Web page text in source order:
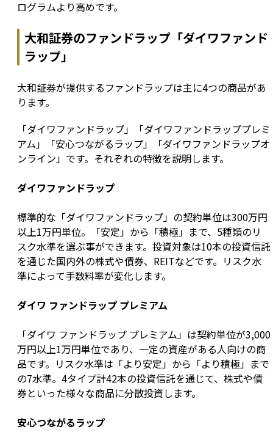
ログラムより高めです。
大和証券のファンドラップ「ダイワファンド
ラップ」
大和証券が提供するファンドラップは主に4つの商品があ
ります。
「ダイワファンドラップ」「ダイワファンドラッププレミ
アム」「安心つながるラップ」「ダイワファンドラップオ
ンライン」です。それぞれの特徴を説明します。
ダイワファンドラップ
標準的な「ダイワファンドラップ」の契約単位は300万円
以上1万円単位。「安定」から「積極」まで、5種類のリ
スク水準を選ぶ事ができます。投資対象は10本の投資信託
を通じた国内外の株式や債券、REITなどです。リスク水
準によって手数料率が変化します。
ダイワ ファンドラップ プレミアム
「ダイワ ファンドラップ プレミアム」は契約単位が3,000
万円以上1万円単位であり、一定の資産がある人向けの商
品です。リスク水準は「より安定」から「より積極」まで
の7水準。4タイプ計42本の投資信託を通じて、株式や債
券といった様々な商品に分散投資します。
安心つながるラップ